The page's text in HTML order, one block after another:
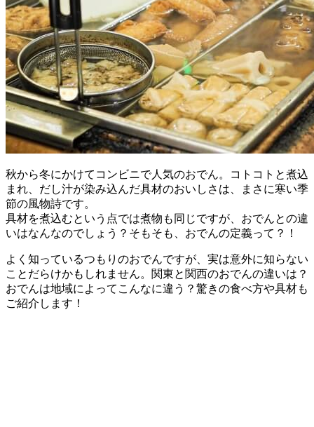
秋から冬にかけてコンビニで人気のおでん。コトコトと煮込
まれ、だし汁が染み込んだ具材のおいしさは、まさに寒い季
節の風物詩です。
具材を煮込むという点では煮物も同じですが、おでんとの違
いはなんなのでしょう？そもそも、おでんの定義って？！
よく知っているつもりのおでんですが、実は意外に知らない
ことだらけかもしれません。関東と関西のおでんの違いは？
おでんは地域によってこんなに違う？驚きの食べ方や具材も
ご紹介します！